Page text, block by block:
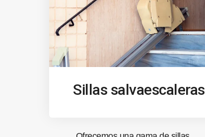
Sillas salvaescaleras